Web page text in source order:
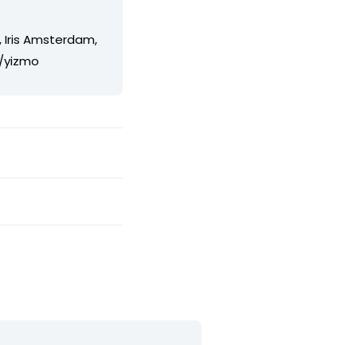
Iris Amsterdam,